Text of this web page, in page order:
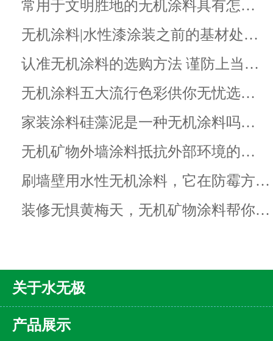
常用于文明胜地的无机涂料具有怎…
无机涂料|水性漆涂装之前的基材处…
认准无机涂料的选购方法 谨防上当…
无机涂料五大流行色彩供你无忧选…
家装涂料硅藻泥是一种无机涂料吗…
无机矿物外墙涂料抵抗外部环境的…
刷墙壁用水性无机涂料，它在防霉方…
装修无惧黄梅天，无机矿物涂料帮你…
关于水无极
产品展示